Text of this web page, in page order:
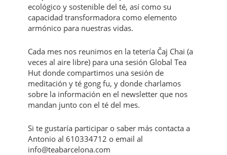
ecológico y sostenible del té, así como su
capacidad transformadora como elemento
armónico para nuestras vidas.
Cada mes nos reunimos en la tetería Čaj Chai (a
veces al aire libre) para una sesión Global Tea
Hut donde compartimos una sesión de
meditación y té gong fu, y donde charlamos
sobre la información en el newsletter que nos
mandan junto con el té del mes.
Si te gustaría participar o saber más contacta a
Antonio al 610334712 o email al
info@teabarcelona.com